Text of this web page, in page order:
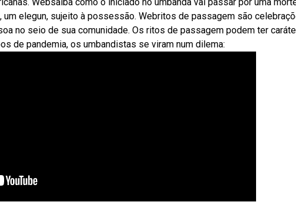
elegun, sujeito à possessão. Webritos de passagem são
no seio de sua comunidade. Os ritos de passagem podem ter
de pandemia, os umbandistas se viram num dilema: